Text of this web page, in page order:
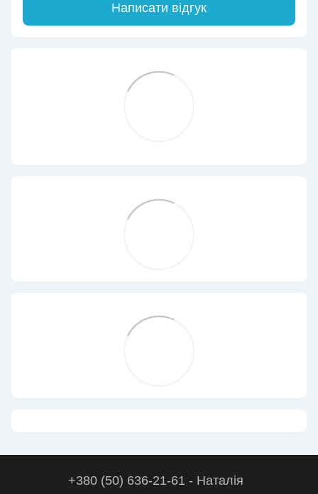
Написати відгук
+380 (50) 636-21-61 - Наталія